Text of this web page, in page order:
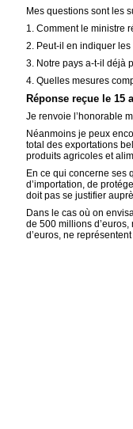
Mes questions sont les
1. Comment le ministre
2. Peut-il en indiquer
3. Notre pays a-t-il déjà
4. Quelles mesures
Réponse reçue le 15
Je renvoie l’honorable
Néanmoins je peux
total des exportations
produits agricoles et
En ce qui concerne ses
d’importation, de
doit pas se justifier
Dans le cas où on
de 500 millions
d’euros, ne